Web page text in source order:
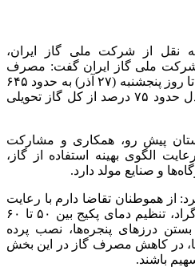
نقل از شرکت ملی گاز ایران،
ملی گاز ایران گفت: مصرف
گاز خانگی، تجاری و صنایع جز تا روز پنجشنبه (۲۷ آذر) به حدود ۶۴۵
میلیون مترمکعب در روز معادل حدود ۷۵ درصد از کل گاز تحویلی
پیش رو، همکاری و مشارکت
الگوی بهینه استفاده از گاز،
و صنایع مولد دارد.
از هموطنان تقاضا دارم با رعایت
دمای آسایش ۲۰ درجه سانتی‌گراد، تنظیم دمای پکیج بین ۵۰ تا ۶۰
درزهای پنجره‌ها، نصب پرده
در کاهش مصرف گاز در این بخش
باشند.